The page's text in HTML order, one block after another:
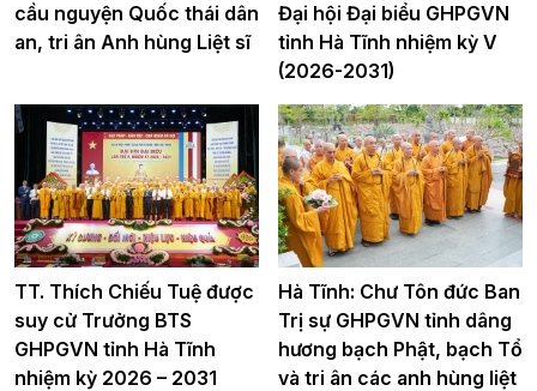
cầu nguyện Quốc thái dân
an, tri ân Anh hùng Liệt sĩ
Đại hội Đại biểu GHPGVN
tỉnh Hà Tĩnh nhiệm kỳ V
(2026-2031)
TT. Thích Chiếu Tuệ được
suy cử Trưởng BTS
GHPGVN tỉnh Hà Tĩnh
nhiệm kỳ 2026 – 2031
Hà Tĩnh: Chư Tôn đức Ban
Trị sự GHPGVN tỉnh dâng
hương bạch Phật, bạch Tổ
và tri ân các anh hùng liệt